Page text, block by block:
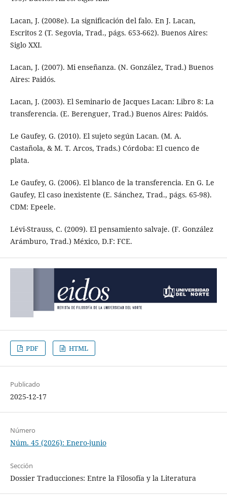
Lacan, J. (2008e). La significación del falo. En J. Lacan,
Escritos 2 (T. Segovia, Trad., págs. 653-662). Buenos Aires:
Siglo XXI.
Lacan, J. (2007). Mi enseñanza. (N. González, Trad.) Buenos
Aires: Paidós.
Lacan, J. (2003). El Seminario de Jacques Lacan: Libro 8: La
transferencia. (E. Berenguer, Trad.) Buenos Aires: Paidós.
Le Gaufey, G. (2010). El sujeto según Lacan. (M. A.
Castañola, & M. T. Arcos, Trads.) Córdoba: El cuenco de
plata.
Le Gaufey, G. (2006). El blanco de la transferencia. En G. Le
Gaufey, El caso inexistente (E. Sánchez, Trad., págs. 65-98).
CDM: Epeele.
Lévi-Strauss, C. (2009). El pensamiento salvaje. (F. González
Arámburo, Trad.) México, D.F: FCE.
PDF HTML
Publicado
2025-12-17
Número
Núm. 45 (2026): Enero-junio
Sección
Dossier Traducciones: Entre la Filosofía y la Literatura